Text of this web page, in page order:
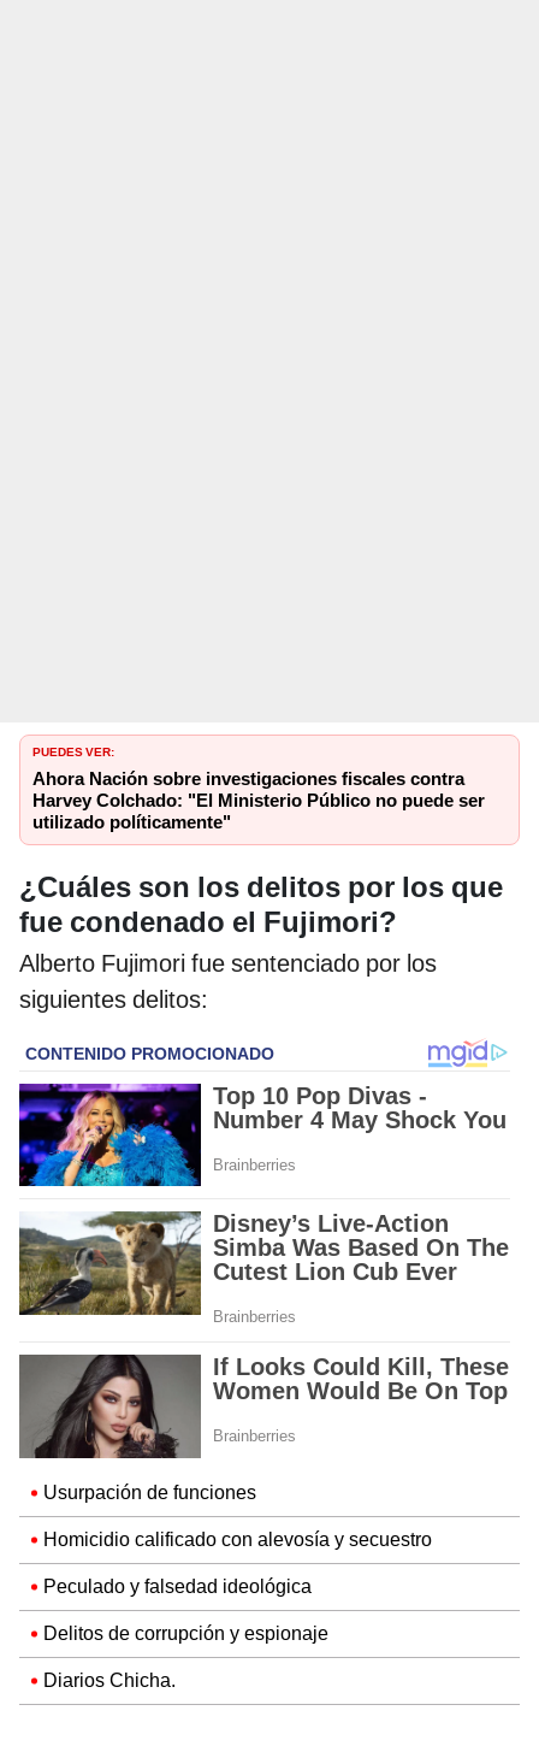
PUEDES VER:
Ahora Nación sobre investigaciones fiscales contra
Harvey Colchado: "El Ministerio Público no puede ser
utilizado políticamente"
¿Cuáles son los delitos por los que
fue condenado el Fujimori?
Alberto Fujimori fue sentenciado por los
siguientes delitos:
Usurpación de funciones
Homicidio calificado con alevosía y secuestro
Peculado y falsedad ideológica
Delitos de corrupción y espionaje
Diarios Chicha.